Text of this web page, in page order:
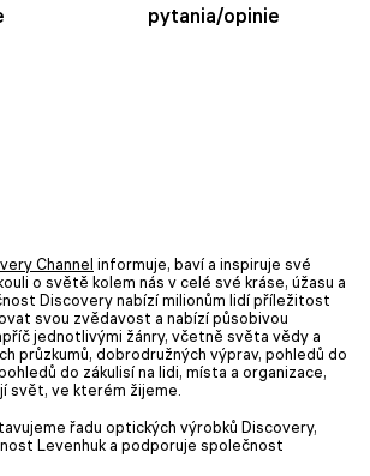
pytania/opinie
Channel informuje, baví a inspiruje své
o světě kolem nás v celé své kráse, úžasu a
Discovery nabízí milionům lidí příležitost
svou zvědavost a nabízí působivou
jednotlivými žánry, včetně světa vědy a
průzkumů, dobrodružných výprav, pohledů do
do zákulisí na lidi, místa a organizace,
svět, ve kterém žijeme.
řadu optických výrobků Discovery,
Levenhuk a podporuje společnost